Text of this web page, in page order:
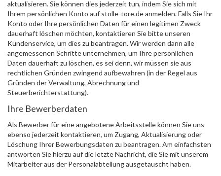
aktualisieren. Sie können dies jederzeit tun, indem Sie sich mit
Ihrem persönlichen Konto auf stolle-tore.de anmelden. Falls Sie Ihr
Konto oder Ihre persönlichen Daten für einen legitimen Zweck
dauerhaft löschen möchten, kontaktieren Sie bitte unseren
Kundenservice, um dies zu beantragen. Wir werden dann alle
angemessenen Schritte unternehmen, um Ihre persönlichen
Daten dauerhaft zu löschen, es sei denn, wir müssen sie aus
rechtlichen Gründen zwingend aufbewahren (in der Regel aus
Gründen der Verwaltung, Abrechnung und
Steuerberichterstattung).
Ihre Bewerberdaten
Als Bewerber für eine angebotene Arbeitsstelle können Sie uns
ebenso jederzeit kontaktieren, um Zugang, Aktualisierung oder
Löschung Ihrer Bewerbungsdaten zu beantragen. Am einfachsten
antworten Sie hierzu auf die letzte Nachricht, die Sie mit unserem
Mitarbeiter aus der Personalabteilung ausgetauscht haben.